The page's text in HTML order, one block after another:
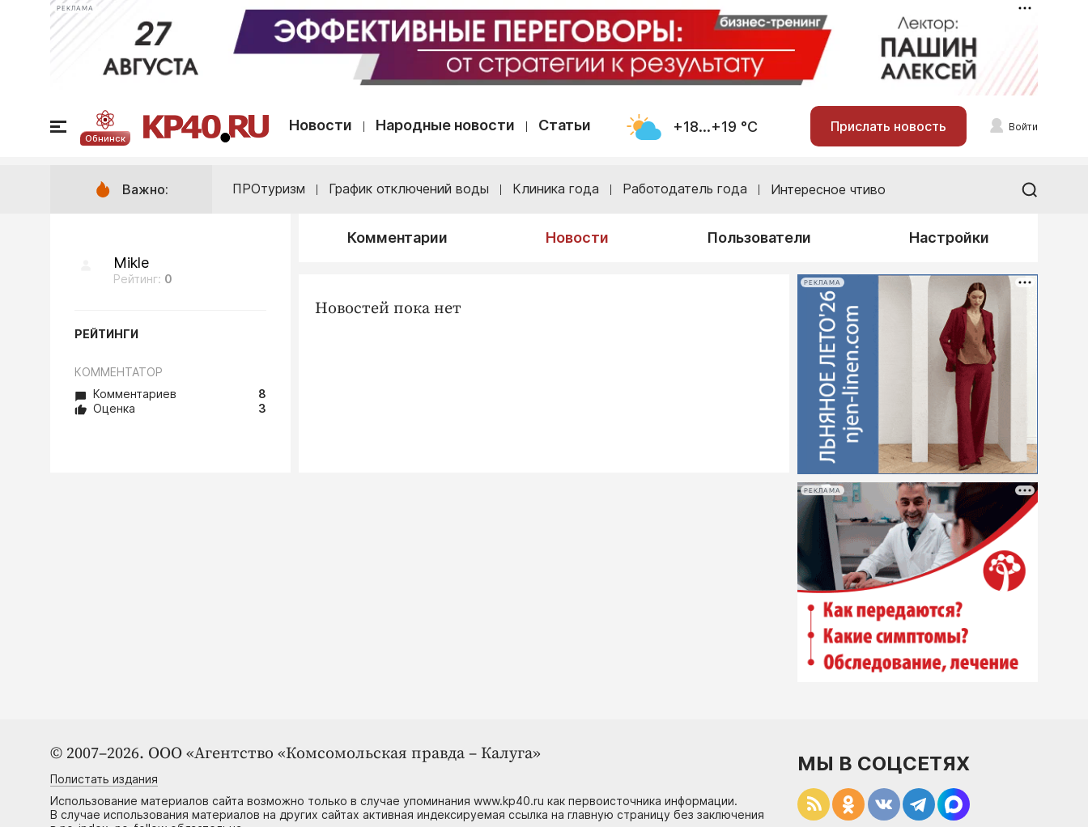
РЕКЛАМА
Обнинск
Новости Народные новости Статьи +18...+19 °С Прислать новость Войти
Важно: ПРОтуризм График отключений воды Клиника года Работодатель года Интересное чтиво
Комментарии Новости Пользователи
Настройки
Mikle
Рейтинг: 0
РЕЙТИНГИ
КОММЕНТАТОР
Комментариев
8
Оценка
3
Новостей пока нет
РЕКЛАМА
РЕКЛАМА
© 2007–2026. ООО «Агентство «Комсомольская правда – Калуга»
Полистать издания
Использование материалов сайта возможно только в случае упоминания www.kp40.ru как первоисточника информации.
В случае использования материалов на других сайтах активная индексируемая ссылка на главную страницу без заключения
МЫ В СОЦСЕТЯХ